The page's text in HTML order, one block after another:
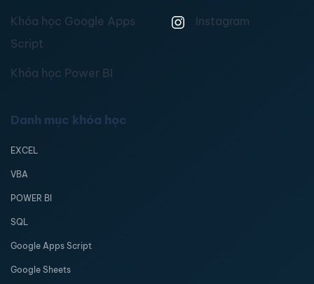
Khóa học Google Apps
Script
Khóa học Power BI
Instagram
Danh mục khóa học
EXCEL
VBA
POWER BI
SQL
Google Apps Script
Google Sheets